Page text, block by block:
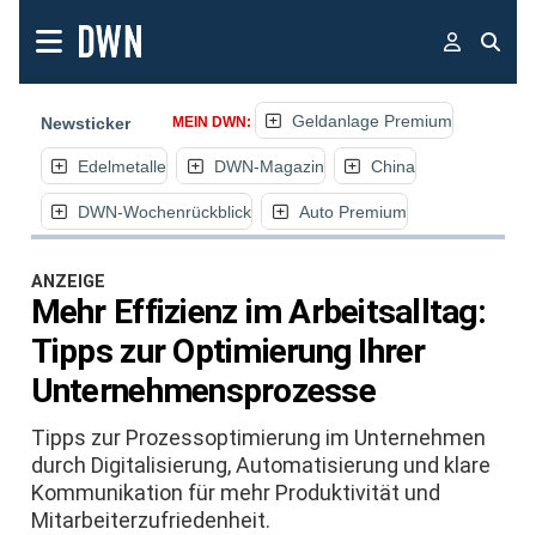
Newsticker MEIN DWN: Geldanlage Premium
Edelmetalle DWN-Magazin China
DWN-Wochenrückblick Auto Premium
ANZEIGE
Mehr Effizienz im Arbeitsalltag:
Tipps zur Optimierung Ihrer
Unternehmensprozesse
Tipps zur Prozessoptimierung im Unternehmen
durch Digitalisierung, Automatisierung und klare
Kommunikation für mehr Produktivität und
Mitarbeiterzufriedenheit.